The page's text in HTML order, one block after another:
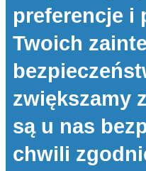
preferencje i
Twoich
zwiększamy
są u nas
chwili